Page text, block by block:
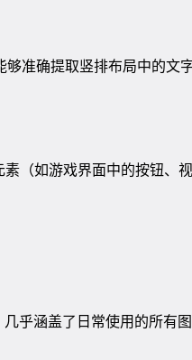
够准确提取竖排布局中的文
（如游戏界面中的按钮、
几乎涵盖了日常使用的所有